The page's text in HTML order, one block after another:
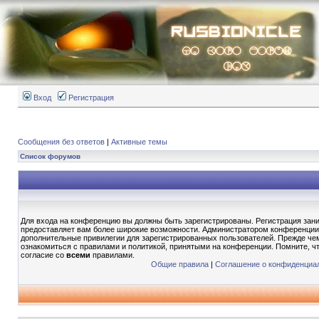
Вход Регистрация
Сообщения без ответов | Активные темы
Список форумов
Для входа на конференцию вы должны быть зарегистрированы. Регистрация
предоставляет вам более широкие возможности. Администратором
дополнительные привилегии для зарегистрированных пользователей. Прежде
ознакомиться с правилами и политикой, принятыми на конференции. Помните,
согласие со всеми правилами.
Общие правила| Соглашение о